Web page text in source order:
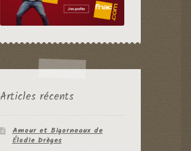
Articles récents
Amour et Bigorneaux de
Élodie Drèges